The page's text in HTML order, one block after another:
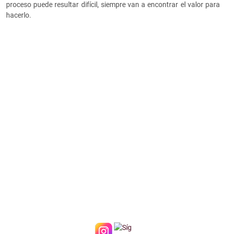
proceso puede resultar difícil, siempre van a encontrar el valor para
hacerlo.